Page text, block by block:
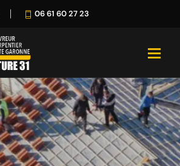
06 61 60 27 23